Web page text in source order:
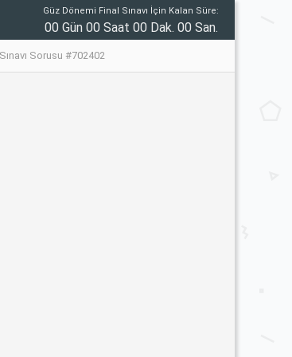
Güz Dönemi Final Sınavı İçin Kalan Süre:
00 Gün 00 Saat 00 Dak. 00 San.
Sorusu #702402